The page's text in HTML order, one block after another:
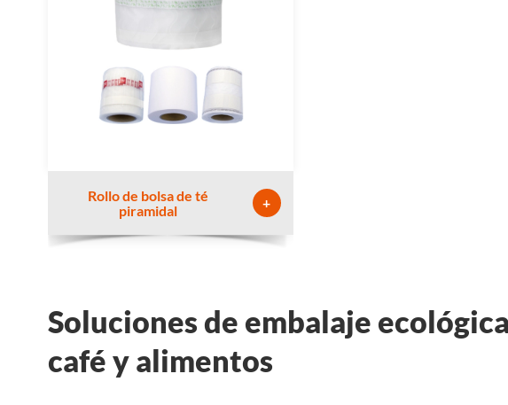
Rollo de bolsa de té
piramidal
+
Soluciones de embalaje
café y alimentos